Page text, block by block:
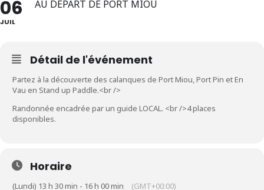
06
JUIL
AU DÉPART DE PORT MIOU
Détail de l'événement
Partez à la découverte des calanques de Port Miou, Port Pin et En
Vau en Stand up Paddle.<br />
Randonnée encadrée par un guide LOCAL. <br />4 places
disponibles.
Horaire
(Lundi) 13 h 30 min - 16 h 00 min (GMT+00:00)